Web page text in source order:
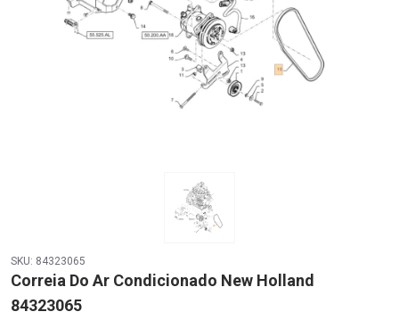
SKU: 84323065
Correia Do Ar Condicionado New Holland
84323065